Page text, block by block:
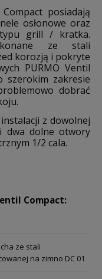
posiadają
osłonowe oraz
grill / kratka.
ze stali
korozją i pokryte
PURMO Ventil
szerokim zakresie
dobrać
z dowolnej
dwa dolne otwory
1/2 cala.
Compact:
ze stali
na zimno DC 01